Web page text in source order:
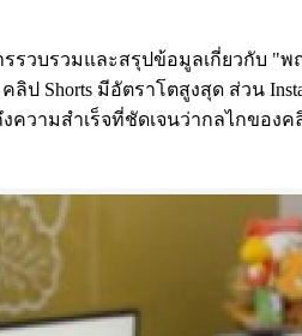
ารรวบรวมและสรุปข้อมูลเกี่ยวกับ
Shorts มีอัตราโตสูงสุด ส่วน
วามสำเร็จที่ชัดเจนว่ากลไกของ